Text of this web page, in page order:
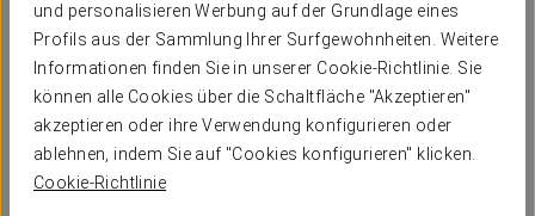
und personalisieren Werbung auf der Grundlage eines
Profils aus der Sammlung Ihrer Surfgewohnheiten. Weitere
Informationen finden Sie in unserer Cookie-Richtlinie. Sie
können alle Cookies über die Schaltfläche "Akzeptieren"
akzeptieren oder ihre Verwendung konfigurieren oder
ablehnen, indem Sie auf "Cookies konfigurieren" klicken.
Cookie-Richtlinie
Die Zimmer desEurostars Palacio de Cristal stellen das
klassische Unterkunftsdenken auf den Kopf und prägen eine
einzigartige Erfahrung von Komfort und Exklusivität. Das Mobiliar
und das modernistische Dekor vereinen sich mit
Spitzentechnologie, wie einem ausgeklügelten
Farbtherapiesystem, mit dem jeder Gast den Farbton und die
Helligkeit seines Zimmers regeln kann.
So konzentrieren sich die Details jedes Zimmers auf die